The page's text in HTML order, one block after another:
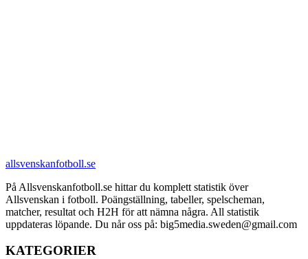
allsvenskanfotboll.se
På Allsvenskanfotboll.se hittar du komplett statistik över
Allsvenskan i fotboll. Poängställning, tabeller, spelscheman,
matcher, resultat och H2H för att nämna några. All statistik
uppdateras löpande. Du når oss på: big5media.sweden@gmail.com
KATEGORIER